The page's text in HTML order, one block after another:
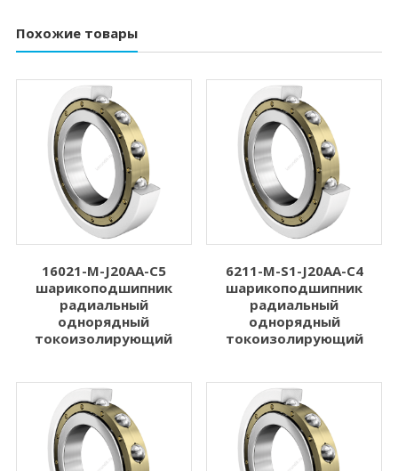
Похожие товары
16021-M-J20AA-C5
шарикоподшипник
радиальный
однорядный
токоизолирующий
6211-M-S1-J20AA-C4
шарикоподшипник
радиальный
однорядный
токоизолирующий